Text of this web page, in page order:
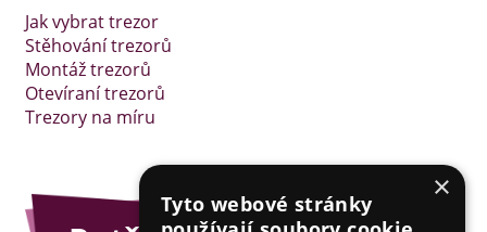
Jak vybrat trezor
Stěhování trezorů
Montáž trezorů
Otevíraní trezorů
Trezory na míru
×
Tyto webové stránky